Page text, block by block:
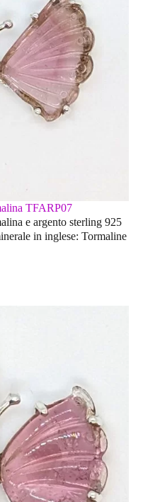
TFARP07
e argento sterling 925
in inglese: Tormaline